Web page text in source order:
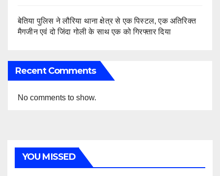
बेतिया पुलिस ने लौरिया थाना क्षेत्र से एक पिस्टल, एक अतिरिक्त
मैगजीन एवं दो जिंदा गोली के साथ एक को गिरफ्तार दिया
Recent Comments
No comments to show.
YOU MISSED